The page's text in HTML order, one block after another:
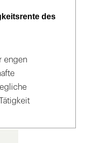
des
engen